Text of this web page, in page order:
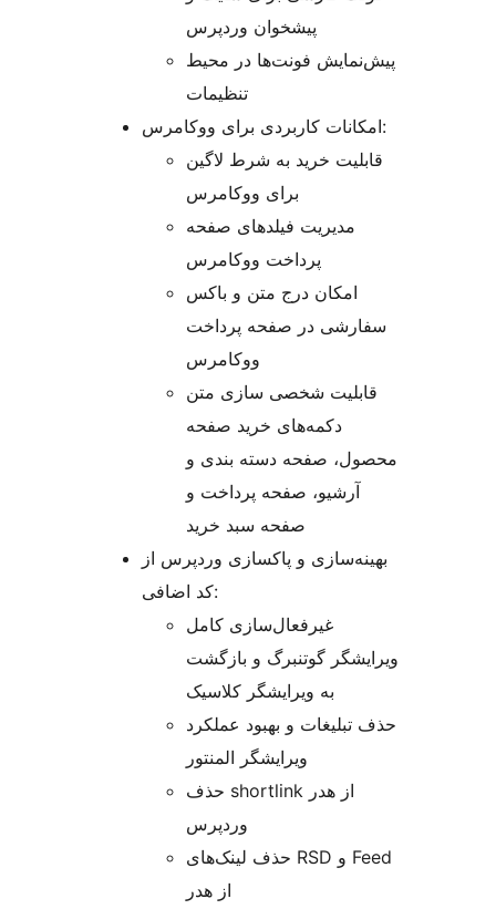
پیشخوان وردپرس
پیش‌نمایش فونت‌ها در محیط
تنظیمات
امکانات کاربردی برای ووکامرس:
قابلیت خرید به شرط لاگین
برای ووکامرس
مدیریت فیلدهای صفحه
پرداخت ووکامرس
امکان درج متن و باکس
سفارشی در صفحه پرداخت
ووکامرس
قابلیت شخصی سازی متن
دکمه‌های خرید صفحه
محصول، صفحه دسته بندی و
آرشیو، صفحه پرداخت و
صفحه سبد خرید
بهینه‌سازی و پاکسازی وردپرس از
کد اضافی:
غیرفعال‌سازی کامل
ویرایشگر گوتنبرگ و بازگشت
به ویرایشگر کلاسیک
حذف تبلیغات و بهبود عملکرد
ویرایشگر المنتور
حذف shortlink از هدر
وردپرس
حذف لینک‌های RSD و Feed
از هدر